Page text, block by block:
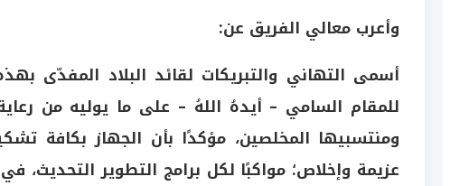
وأعرب معالي الفريق عن:
أسمى التهاني والتبريكات لقائد البلاد المفدّى
للمقام السامي – أيدهُ اللهُ – على ما يوليه من
ومنتسبيها المخلصين، مؤكدًا بأن الجهاز بكافة
عزيمة وإخلاص؛ مواكبًا لكل برامج التطوير